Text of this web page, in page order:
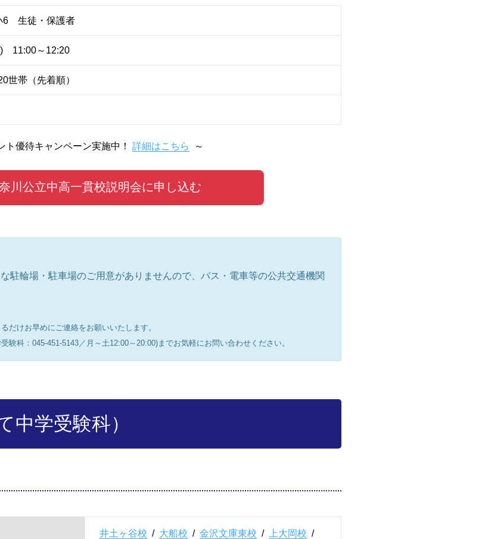
6 生徒・保護者
) 11:00～12:20
世帯（先着順）
ト優待キャンペーン実施中！ 詳細はこちら ～
川公立中高一貫校説明会に申し込む
駐輪場・駐車場のご用意がありませんので、バス・電車等の公共交通機関
だけお早めにご連絡をお願いいたします。
科：045-451-5143／月～土12:00～20:00)までお気軽にお問い合わせください。
中学受験科）
井土ヶ谷校 / 大船校 / 金沢文庫東校 / 上大岡校 /